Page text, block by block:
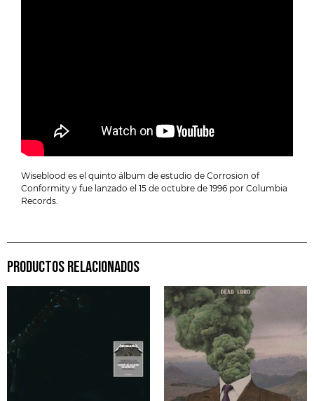
Wiseblood es el quinto álbum de estudio de Corrosion of
Conformity y fue lanzado el 15 de octubre de 1996 por Columbia
Records.
PRODUCTOS RELACIONADOS